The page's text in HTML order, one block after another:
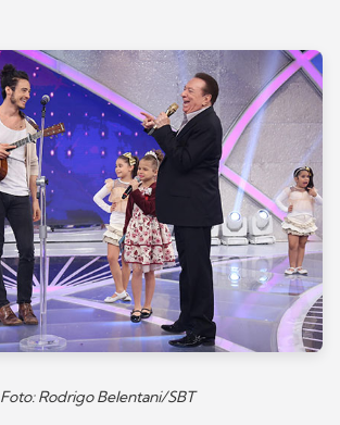
Foto: Rodrigo Belentani/SBT